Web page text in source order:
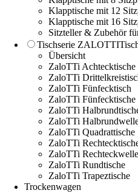
Klapptische mit 12
Klapptische mit 16
Sitzteller & Zubehör
Tischserie ZALOTTI
Übersicht
ZaloTTi Achtecktische
ZaloTTi
ZaloTTi Fünfecktisch
ZaloTTi Fünfecktische
ZaloTTi
ZaloTTi
ZaloTTi Quadrattische
ZaloTTi
ZaloTTi
ZaloTTi Rundtische
ZaloTTi Trapeztische
Trockenwagen